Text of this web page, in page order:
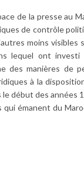
de la presse au
de contrôle
moins visibles
lequel ont investi
des manières de
à la
début des années
qui émanent du